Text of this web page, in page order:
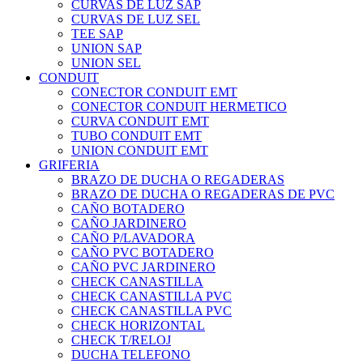
CURVAS DE LUZ SAP
CURVAS DE LUZ SEL
TEE SAP
UNION SAP
UNION SEL
CONDUIT
CONECTOR CONDUIT EMT
CONECTOR CONDUIT HERMETICO
CURVA CONDUIT EMT
TUBO CONDUIT EMT
UNION CONDUIT EMT
GRIFERIA
BRAZO DE DUCHA O REGADERAS
BRAZO DE DUCHA O REGADERAS DE PVC
CAÑO BOTADERO
CAÑO JARDINERO
CAÑO P/LAVADORA
CAÑO PVC BOTADERO
CAÑO PVC JARDINERO
CHECK CANASTILLA
CHECK CANASTILLA PVC
CHECK CANASTILLA PVC
CHECK HORIZONTAL
CHECK T/RELOJ
DUCHA TELEFONO